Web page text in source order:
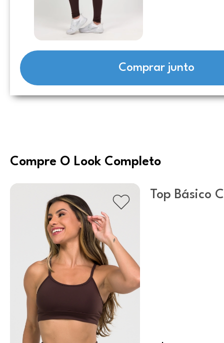
Comprar junto
Compre O Look Completo
Top Básico